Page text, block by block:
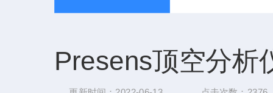
Presens顶空分析